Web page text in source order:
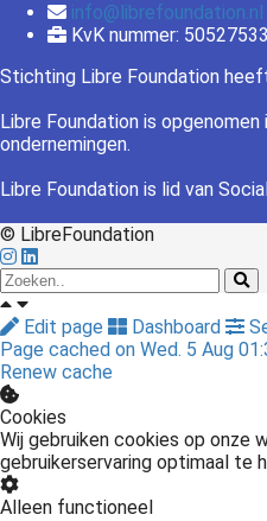
info@librefoundation.nl
KvK nummer: 50527533
Stichting Libre Foundation
Libre Foundation is
ondernemingen.
Libre Foundation is lid van
© LibreFoundation
Edit page Dashboard
Page cached on Wed. 5 Aug
Renew cache
Cookies
Wij gebruiken cookies op onze
gebruikerservaring optimaal te
Alleen functioneel